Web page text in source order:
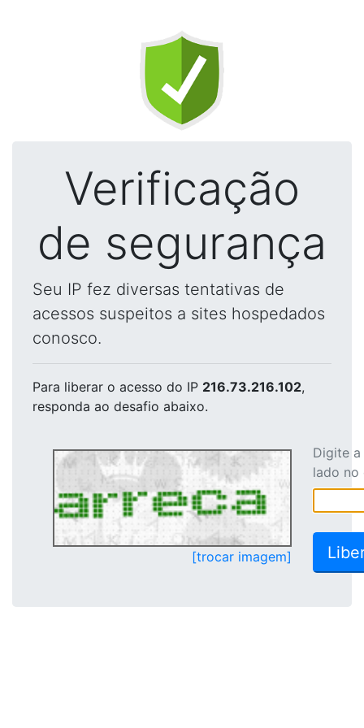
Verificação
de segurança
Seu IP fez diversas tentativas de
acessos suspeitos a sites hospedados
conosco.
Para liberar o acesso do IP 216.73.216.102,
responda ao desafio abaixo.
[trocar imagem]
Digite
lado no